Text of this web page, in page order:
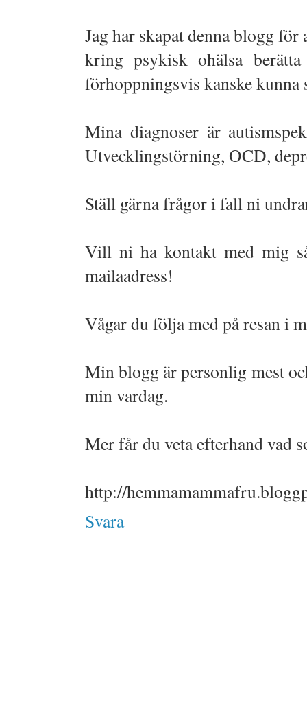
Jag har skapat denna blogg
kring psykisk ohälsa
förhoppningsvis kanske kunna
Mina diagnoser är
Utvecklingstörning, OCD,
Ställ gärna frågor i fall ni
Vill ni ha kontakt med mig
mailaadress!
Vågar du följa med på resan i
Min blogg är personlig mest
min vardag.
Mer får du veta efterhand vad
http://
Svara